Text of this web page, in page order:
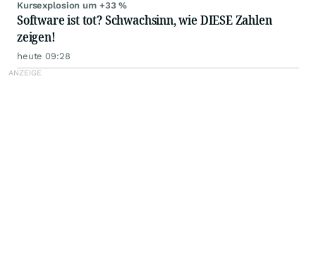
Kursexplosion um +33 %
Software ist tot? Schwachsinn, wie DIESE Zahlen
zeigen!
heute 09:28